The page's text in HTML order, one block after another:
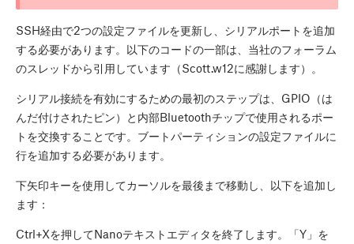
SSH経由で2つの設定ファイルを更新し、シリアルポートを追加
する必要があります。以下のコードの一部は、当社のフォーラム
のスレッドから引用しています（Scott.w12に感謝します）。
シリアル接続を有効にするための最初のステップは、GPIO（は
んだ付けされたピン）と内部Bluetoothチップで使用されるポー
トを交換することです。ブートパーティションの設定ファイルに
行を追加する必要があります。
下矢印キーを使用してカーソルを最後まで移動し、以下を追加し
ます：
Ctrl+Xを押してNanoテキストエディタを終了します。「Y」を